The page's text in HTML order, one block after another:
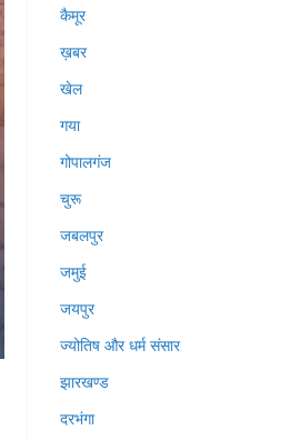
कैमूर
ख़बर
खेल
गया
गोपालगंज
चुरू
जबलपुर
जमुई
जयपुर
ज्योतिष और धर्म संसार
झारखण्ड
दरभंगा